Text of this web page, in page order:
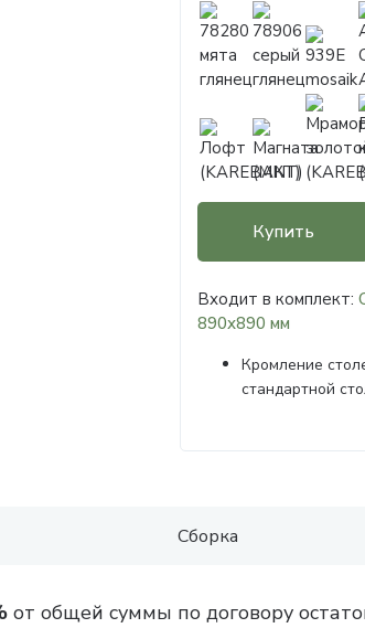
Купить
Входит в комплект:
890х890 мм
Кромление
стандартной
Сборка
от общей суммы по договору